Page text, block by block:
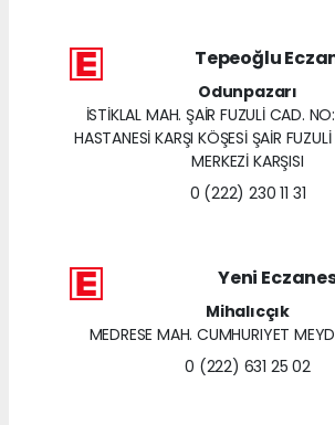
Tepeoğlu
Odunpazarı
İSTİKLAL MAH. ŞAİR FUZULİ CAD.
HASTANESİ KARŞI KÖŞESİ ŞAİR
MERKEZİ KARŞISI
0 (222) 230 11 31
Yeni
Mihalıcçık
MEDRESE MAH. CUMHURIYET
0 (222) 631 25 02